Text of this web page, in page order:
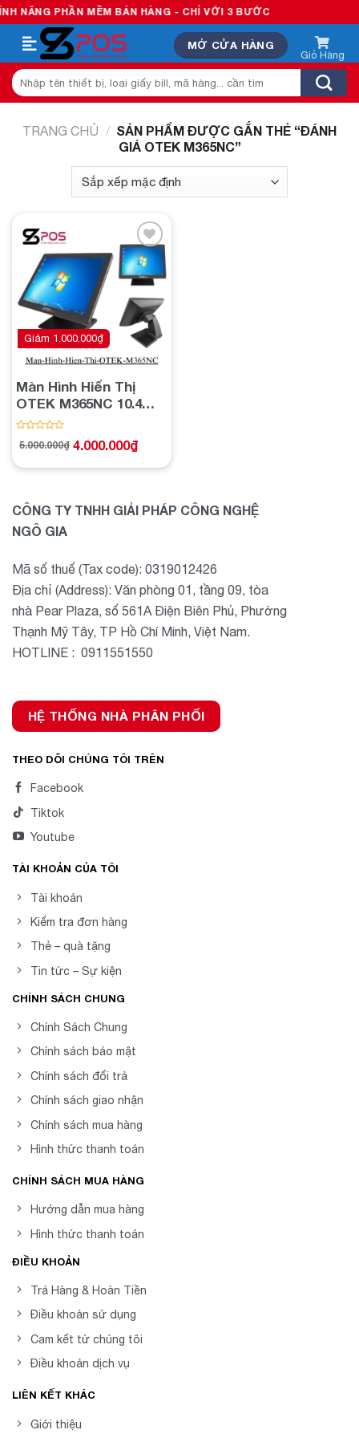
Skip
to
content
NĂNG PHẦN MỀM BÁN HÀNG - CHỈ VỚI 3 BƯỚC
MỞ CỬA HÀNG
Tìm
kiếm:
TRANG CHỦ / SẢN PHẨM ĐƯỢC GẮN THẺ “ĐÁNH
GIÁ OTEK M365NC”
Add to
wishlist
Màn Hình Hiển Thị
OTEK M365NC 10.4
Inchs
xếp
0
5.000.000₫
Giá
5.000.000₫.
4.000.000₫
Giá
là:
Giảm 1.000.000₫
CÔNG TY TNHH GIẢI PHÁP CÔNG NGHỆ
NGÔ GIA
Mã số thuế (Tax code): 0319012426
Địa chỉ (Address): Văn phòng 01, tầng 09, tòa
nhà Pear Plaza, số 561A Điện Biên Phủ, Phường
Thạnh Mỹ Tây, TP Hồ Chí Minh, Việt Nam.
HOTLINE : 0911551550
HỆ THỐNG NHÀ PHÂN PHỐI
THEO DÕI CHÚNG TÔI TRÊN
Facebook
Tiktok
Youtube
TÀI KHOẢN CỦA TÔI
Tài khoản
Kiểm tra đơn hàng
Thẻ – quà tặng
Tin tức – Sự kiện
CHÍNH SÁCH CHUNG
Chính Sách Chung
Chính sách bảo mật
Chính sách đổi trả
Chính sách giao nhận
Chính sách mua hàng
Hình thức thanh toán
CHÍNH SÁCH MUA HÀNG
Hướng dẫn mua hàng
Hình thức thanh toán
ĐIỀU KHOẢN
Trả Hàng & Hoàn Tiền
Điều khoản sử dụng
Cam kết từ chúng tôi
Điều khoản dịch vụ
LIÊN KẾT KHÁC
Giới thiệu